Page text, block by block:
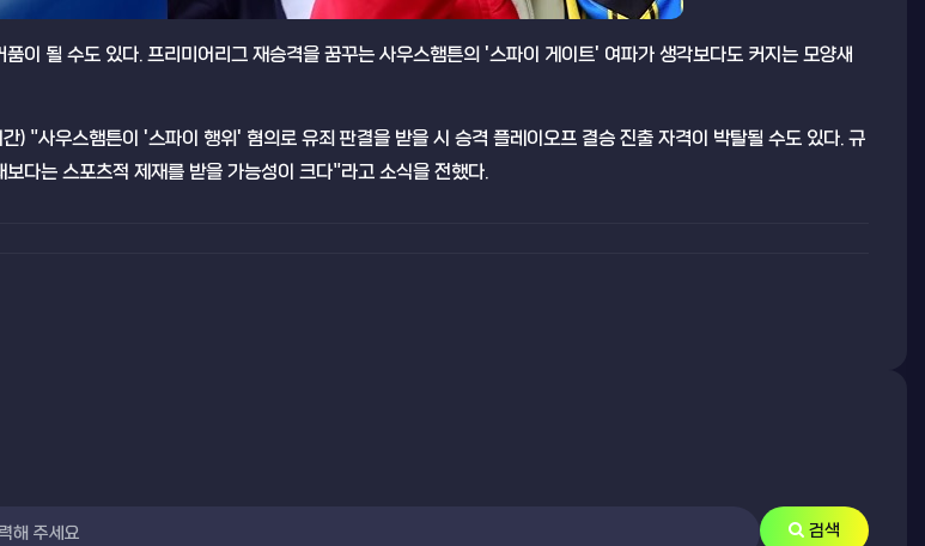
이 될 수도 있다. 프리미어리그 재승격을 꿈꾸는 사우스햄튼의 '스파이 게이트' 여파가 생각보다도 커지는 모양새
) "사우스햄튼이 '스파이 행위' 혐의로 유죄 판결을 받을 시 승격 플레이오프 결승 진출 자격이 박탈될 수도 있다. 규
다는 스포츠적 제재를 받을 가능성이 크다"라고 소식을 전했다.
검색